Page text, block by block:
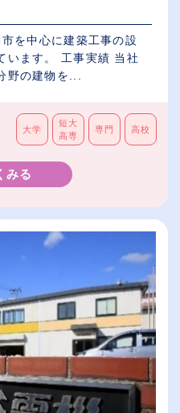
を中心に建築工事の設
います。 工事実績 当社
野の建物を...
大学
短大
高専
専門 高校
みる